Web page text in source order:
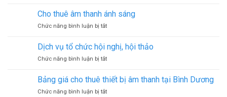
không
vụ
tổ
chức
Dinner
Cho thuê âm thanh ánh sáng
Chức năng bình luận bị tắtở
thuê
âm
thanh
sáng
Dịch vụ tổ chức hội nghị, hội thảo
Chức năng bình luận bị tắtở
vụ
tổ
chức
Bảng giá cho thuê thiết bị âm thanh tại Bình Dương
Chức năng bình luận bị tắtở